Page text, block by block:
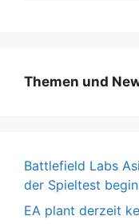
Themen und
Battlefield Labs
der Spieltest
EA plant derzeit